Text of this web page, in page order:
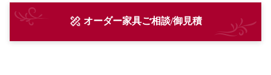
オーダー家具ご相談/御見積